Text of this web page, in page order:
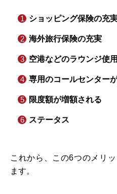
ショッピング保険の充
海外旅行保険の充実
空港などのラウンジ使
専用のコールセンター
限度額が増額される
ステータス
これから、この6つのメリ
ます。